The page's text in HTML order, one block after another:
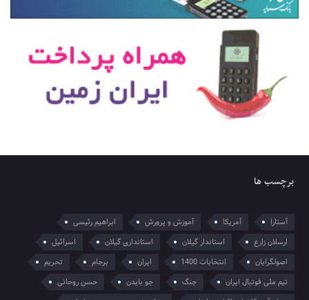
برچسب ها
آستارا آمریکا آموزش و پرورش
ابراهیم رئیسی
ارسلان زارع
استاندار گیلان استانداری گیلان
اسرائیل
اصولگرایان
انتخابات 1400 ایران برجام
تحریم
تیم ملی فوتبال ایران
جنگ جو بایدن
حسن روحانی